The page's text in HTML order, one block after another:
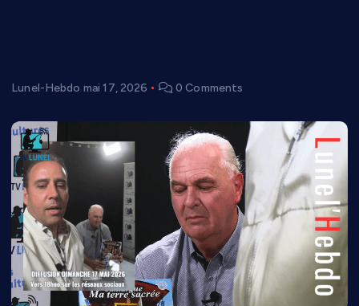
Lunel-Hebdo mai 17, 2026 0 Comments